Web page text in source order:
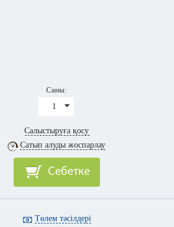
Саны:
1
Салыстыруға қосу
Сатып алуды жоспарлау
Себетке
Төлем тәсілдері